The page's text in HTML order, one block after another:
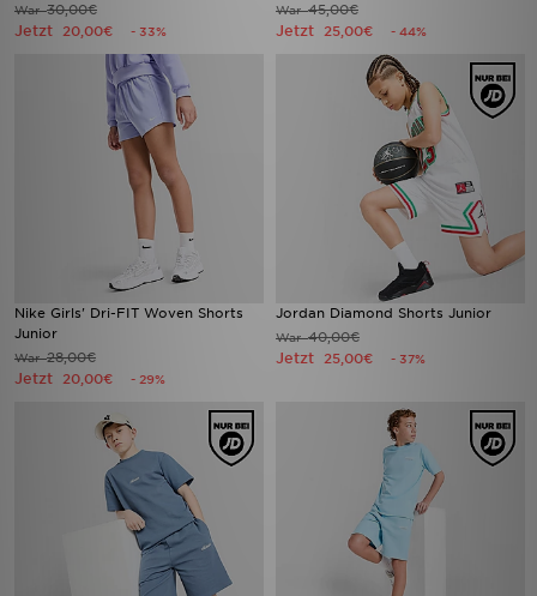
War30,00€
Jetzt 20,00€ - 33%
War45,00€
Jetzt 25,00€ - 44%
Nike Girls' Dri-FIT Woven Shorts
Junior
War28,00€
Jetzt 20,00€ - 29%
Jordan Diamond Shorts Junior
War40,00€
Jetzt 25,00€ - 37%